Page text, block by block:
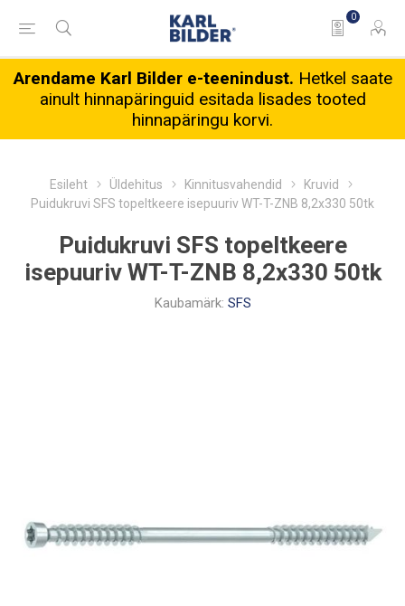
0
Arendame Karl Bilder e-teenindust. Hetkel saate
ainult hinnapäringuid esitada lisades tooted
hinnapäringu korvi.
Esileht Üldehitus Kinnitusvahendid
Kruvid
Puidukruvi SFS topeltkeere isepuuriv WT-T-ZNB 8,2x330 50tk
Puidukruvi SFS topeltkeere
isepuuriv WT-T-ZNB 8,2x330 50tk
Kaubamärk: SFS